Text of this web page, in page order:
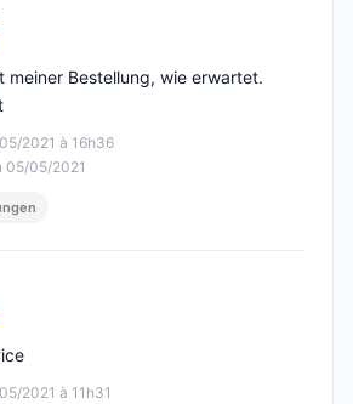
5
2021 à 16h36
05/05/2021
meiner Bestellung, wie erwartet.
5
2021 à 11h31